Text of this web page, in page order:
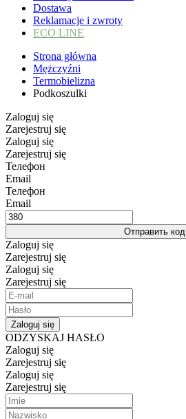
Dostawa
Reklamacje i zwroty
ECO LINE
Strona główna
Mężczyźni
Termobielizna
Podkoszulki
Zaloguj się
Zarejestruj się
Zaloguj się
Zarejestruj się
Телефон
Email
Телефон
Email
Отправить код
Zaloguj się
Zarejestruj się
Zaloguj się
Zarejestruj się
Zaloguj się
ODZYSKAJ HASŁO
Zaloguj się
Zarejestruj się
Zaloguj się
Zarejestruj się